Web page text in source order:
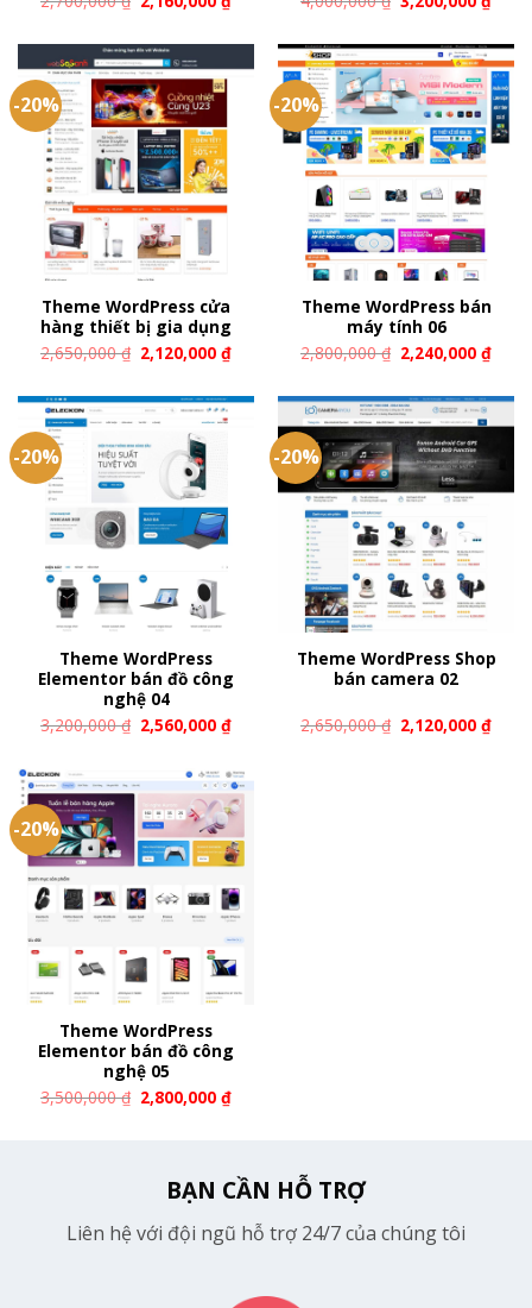
-20%
Theme WordPress cửa
hàng thiết bị gia dụng
2,650,000₫ 2,120,000₫
-20%
Theme WordPress bán
máy tính 06
2,800,000₫ 2,240,000₫
-20%
Theme WordPress
Elementor bán đồ công
nghệ 04
3,200,000₫ 2,560,000₫
-20%
Theme WordPress Shop
bán camera 02
2,650,000₫ 2,120,000₫
-20%
Theme WordPress
Elementor bán đồ công
nghệ 05
3,500,000₫ 2,800,000₫
BẠN CẦN HỖ TRỢ
Liên hệ với đội ngũ hỗ trợ 24/7 của chúng tôi